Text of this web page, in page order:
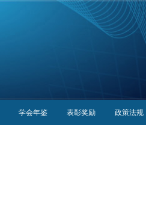
学会年鉴 表彰奖励 政策法规